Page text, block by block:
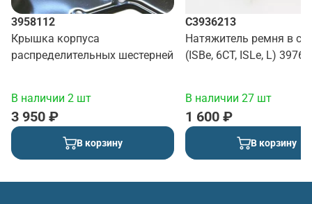
3958112
Крышка корпуса
распределительных шестерней
В наличии 2 шт
3 950 ₽
В корзину
C3936213
Натяжитель ремня в
(ISBe, 6CT, ISLe, L)
В наличии 27 шт
1 600 ₽
В корзину